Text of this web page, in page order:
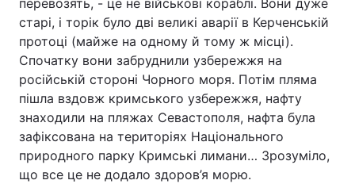
перевозять, - це не військові кораблі. Вони дуже
старі, і торік було дві великі аварії в Керченській
протоці (майже на одному й тому ж місці).
Спочатку вони забруднили узбережжя на
російській стороні Чорного моря. Потім пляма
пішла вздовж кримського узбережжя, нафту
знаходили на пляжах Севастополя, нафта була
зафіксована на територіях Національного
природного парку Кримські лимани… Зрозуміло,
що все це не додало здоров’я морю.